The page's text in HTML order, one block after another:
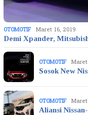
OTOMOTIF Maret 16, 2019
Demi Xpander,
OTOMOTIF
Sosok New
OTOMOTIF
Aliansi